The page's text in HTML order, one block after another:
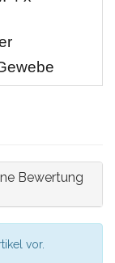
Bewertung
vor.